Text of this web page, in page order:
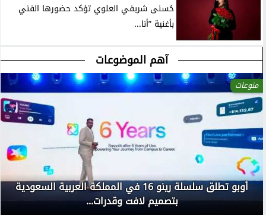
حُسنى شريفي العلوي تؤكد حضورها الفني
بأغنية ”أنا...
آهم الموضوعات
منوعات
أوبو تطلق سلسلة رينو 16 في المملكة العربية السعودية
بتصميم لافت وقدرات...